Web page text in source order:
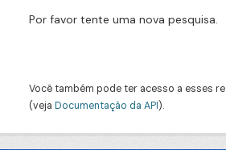
Por favor tente uma nova pesquisa.
Você também pode ter acesso a esses
(veja Documentação da API).